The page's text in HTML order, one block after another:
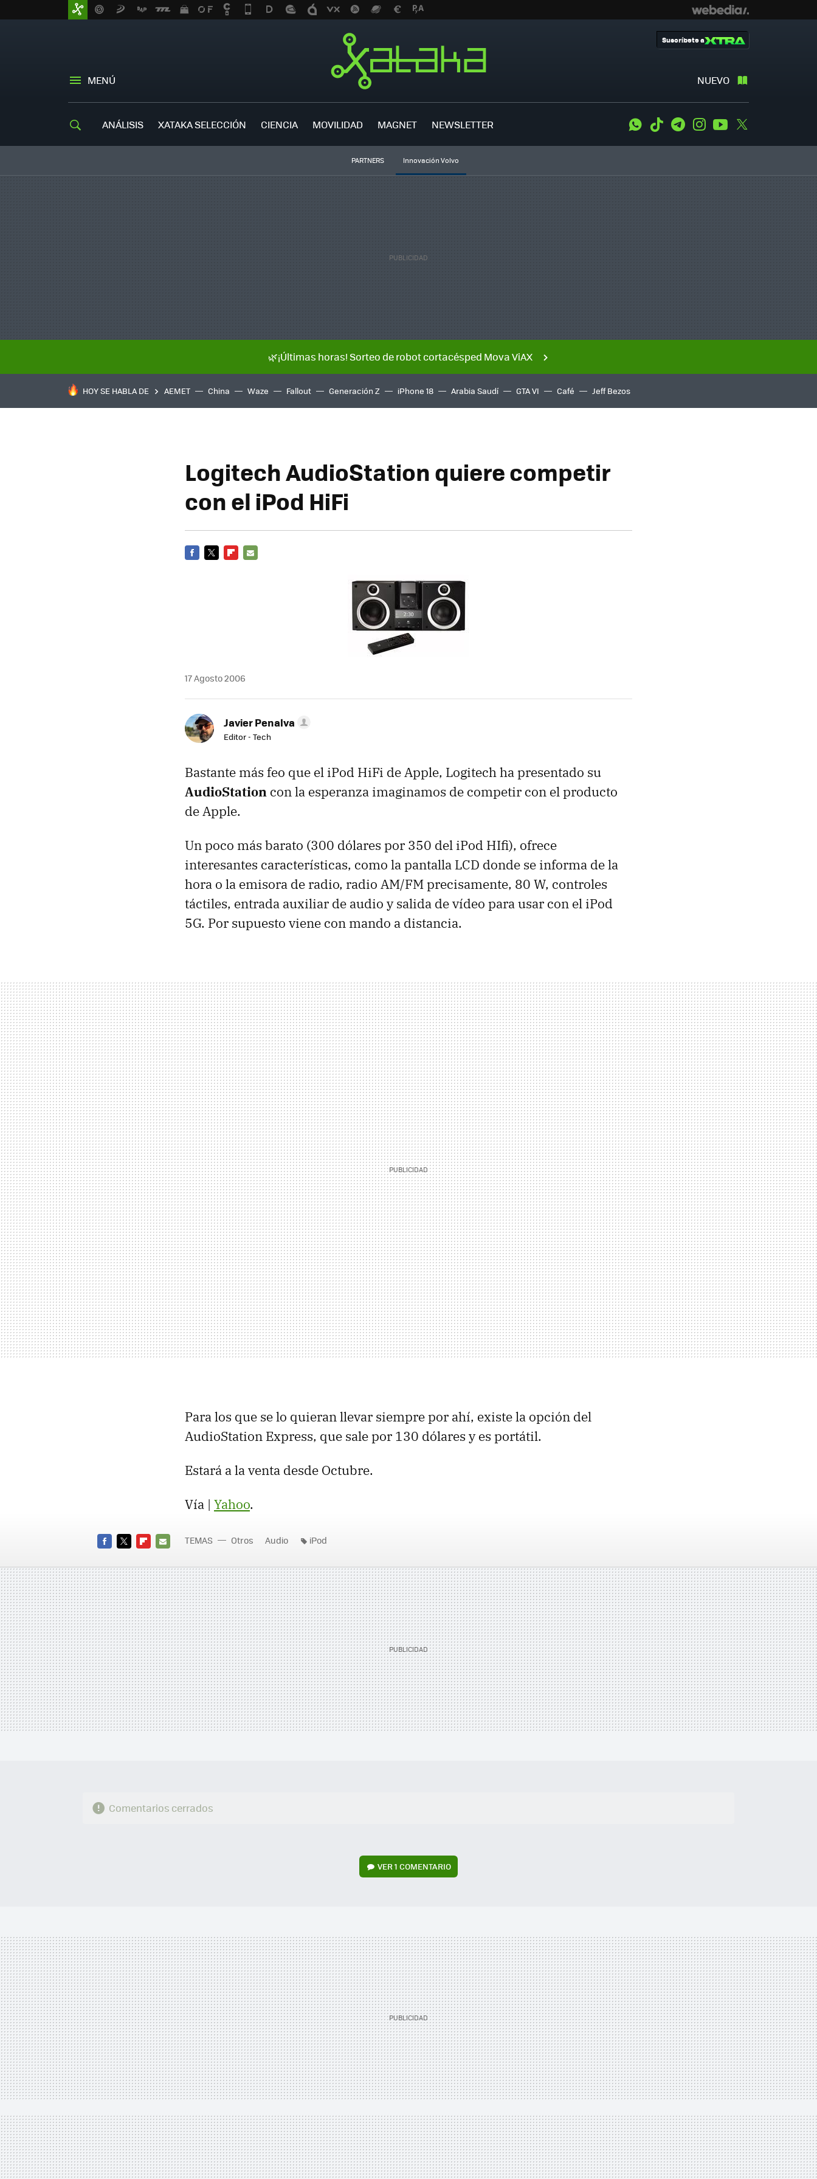
MENÚ NUEVO
Suscríbete a
ANÁLISIS XATAKA SELECCIÓN CIENCIA MOVILIDAD MAGNET NEWSLETTER WhatsApp
Tiktok TelegramInstagramYoutube
PARTNERS Innovación Volvo
🌿¡Últimas horas! Sorteo de robot cortacésped Mova ViAX
HOY SE HABLA DE AEMET China Waze Fallout Generación Z iPhone 18 Arabia Saudí GTA VI Café Jeff Bezos
Logitech AudioStation quiere competir
con el iPod HiFi
17 Agosto 2006
Javier Penalva
Editor - Tech
Bastante más feo que el iPod HiFi de Apple, Logitech ha presentado su
AudioStation con la esperanza imaginamos de competir con el producto
de Apple.
Un poco más barato (300 dólares por 350 del iPod HIfi), ofrece
interesantes características, como la pantalla LCD donde se informa de la
hora o la emisora de radio, radio AM/FM precisamente, 80 W, controles
táctiles, entrada auxiliar de audio y salida de vídeo para usar con el iPod
5G. Por supuesto viene con mando a distancia.
Para los que se lo quieran llevar siempre por ahí, existe la opción del
AudioStation Express, que sale por 130 dólares y es portátil.
Estará a la venta desde Octubre.
Vía | Yahoo.
MAIL
TEMAS Otros Audio iPod
Comentarios cerrados
VER1 COMENTARIO